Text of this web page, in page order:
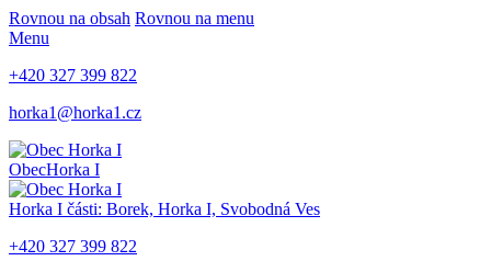
Rovnou na obsah Rovnou na menu
Menu
+420 327 399 822
horka1@horka1.cz
ObecHorka I
Horka I části: Borek, Horka I, Svobodná Ves
+420 327 399 822